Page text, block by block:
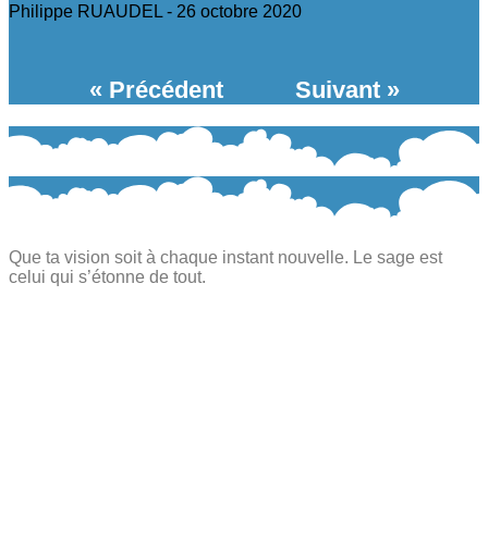
Philippe RUAUDEL
26 octobre 2020
« Précédent Suivant »
Que ta vision soit à chaque instant nouvelle. Le sage est
celui qui s’étonne de tout.​